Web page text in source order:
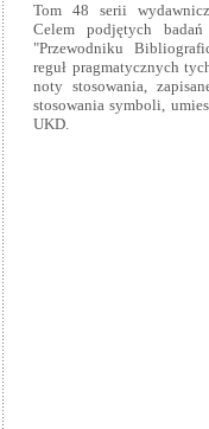
Tom 48 serii
Celem podjętych
"Przewodniku
reguł pragmatycznych
noty stosowania,
stosowania symboli,
UKD.